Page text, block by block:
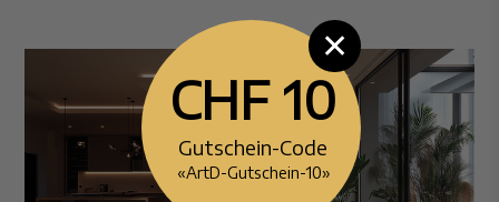
✕
CHF 10
«ArtD-Gutschein-10»